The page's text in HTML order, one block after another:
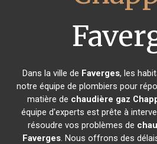
Dans la ville de Faverges, les
notre équipe de plombiers pour
matière de chaudière gaz
équipe d'experts est prête à
résoudre vos problèmes de
Faverges. Nous offrons des